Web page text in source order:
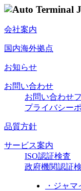
会社案内
国内海外拠点
お知らせ
お問い合わせ
お問い合わせ
プライバシー
品質方針
サービス案内
ISO認証検査
政府機関認証
・ジャマ